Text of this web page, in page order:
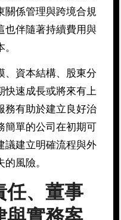
關係管理與跨境合規
也伴隨著持續費用與
、資本結構、股東分
快速成長或將來有上
務有助於建立良好治
簡單的公司在初期可
議建立明確流程與外
風險。
任、董事